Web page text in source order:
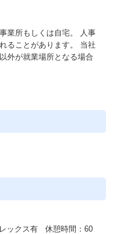
業所もしくは自宅。 人事
ることがあります。 当社
外が就業場所となる場合
ックス有 休憩時間：60